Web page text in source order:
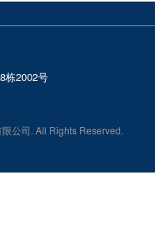
栋2002号
公司. All Rights Reserved.